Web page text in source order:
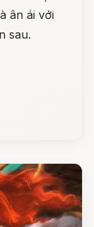
ân ái với
sau.